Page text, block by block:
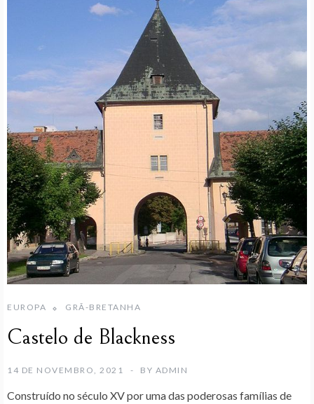
EUROPA GRÃ-BRETANHA
Castelo de Blackness
14 DE NOVEMBRO, 2021 BY ADMIN
Construído no século XV por uma das poderosas famílias de